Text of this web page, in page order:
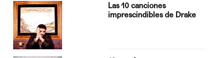
Las 10 canciones
imprescindibles de Drake